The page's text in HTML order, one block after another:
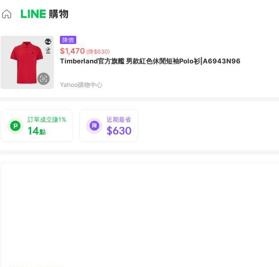
降價
$1,470 (降$630)
Timberland官方旗艦 男款紅色休閒短袖Polo衫|A6943N96
Yahoo購物中心
訂單成立賺1%
14點
近期最省
$630